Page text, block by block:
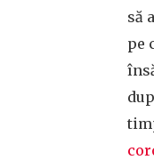
să
pe